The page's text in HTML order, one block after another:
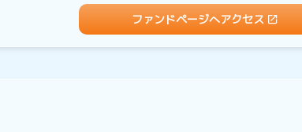
ファンドページへアクセス